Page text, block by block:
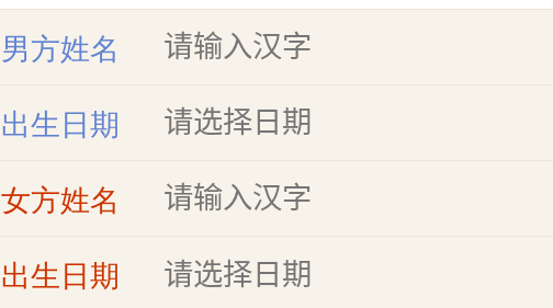
男方姓名
出生日期
女方姓名
出生日期